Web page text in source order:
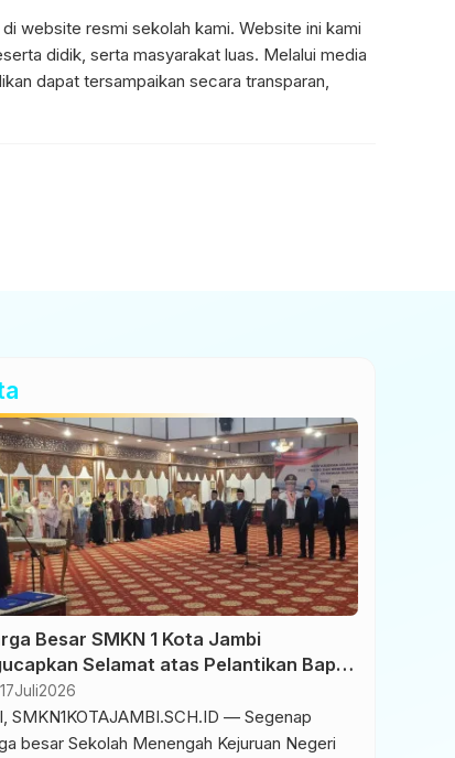
website resmi sekolah kami. Website ini kami
didik, serta masyarakat luas. Melalui media
dapat tersampaikan secara transparan,
Besar SMKN 1 Kota Jambi
Selamat atas Pelantikan Bapak
S.E., M.E. sebagai Kepala Dinas
Provinsi Jambi
17Juli2026
SMKN1KOTAJAMBI.SCH.ID — Segenap
besar Sekolah Menengah Kejuruan Negeri